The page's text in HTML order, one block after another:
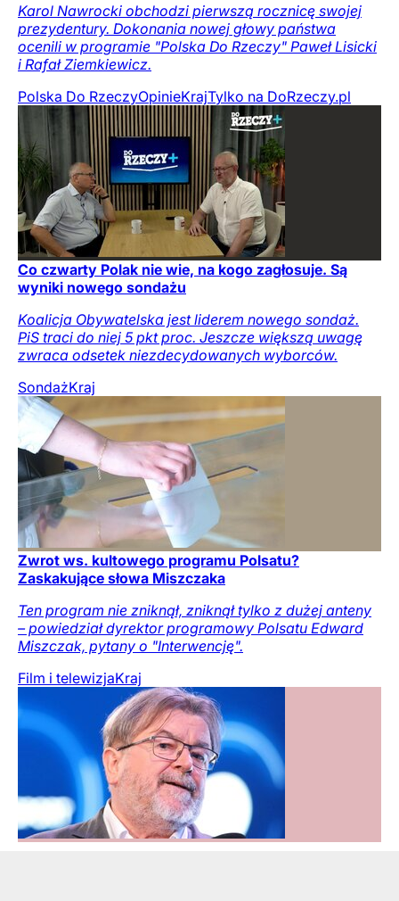
Karol Nawrocki obchodzi pierwszą rocznicę swojej
prezydentury. Dokonania nowej głowy państwa
ocenili w programie "Polska Do Rzeczy" Paweł Lisicki
i Rafał Ziemkiewicz.
Polska Do RzeczyOpinieKrajTylko na DoRzeczy.pl
Co czwarty Polak nie wie, na kogo zagłosuje. Są
wyniki nowego sondażu
Koalicja Obywatelska jest liderem nowego sondaż.
PiS traci do niej 5 pkt proc. Jeszcze większą uwagę
zwraca odsetek niezdecydowanych wyborców.
SondażKraj
Zwrot ws. kultowego programu Polsatu?
Zaskakujące słowa Miszczaka
Ten program nie zniknął, zniknął tylko z dużej anteny
– powiedział dyrektor programowy Polsatu Edward
Miszczak, pytany o "Interwencję".
Film i telewizjaKraj